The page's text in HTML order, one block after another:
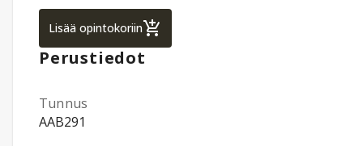
Lisää opintokoriinMonipuoliset verkko-oppimistehtävät
Perustiedot
Tunnus
AAB291